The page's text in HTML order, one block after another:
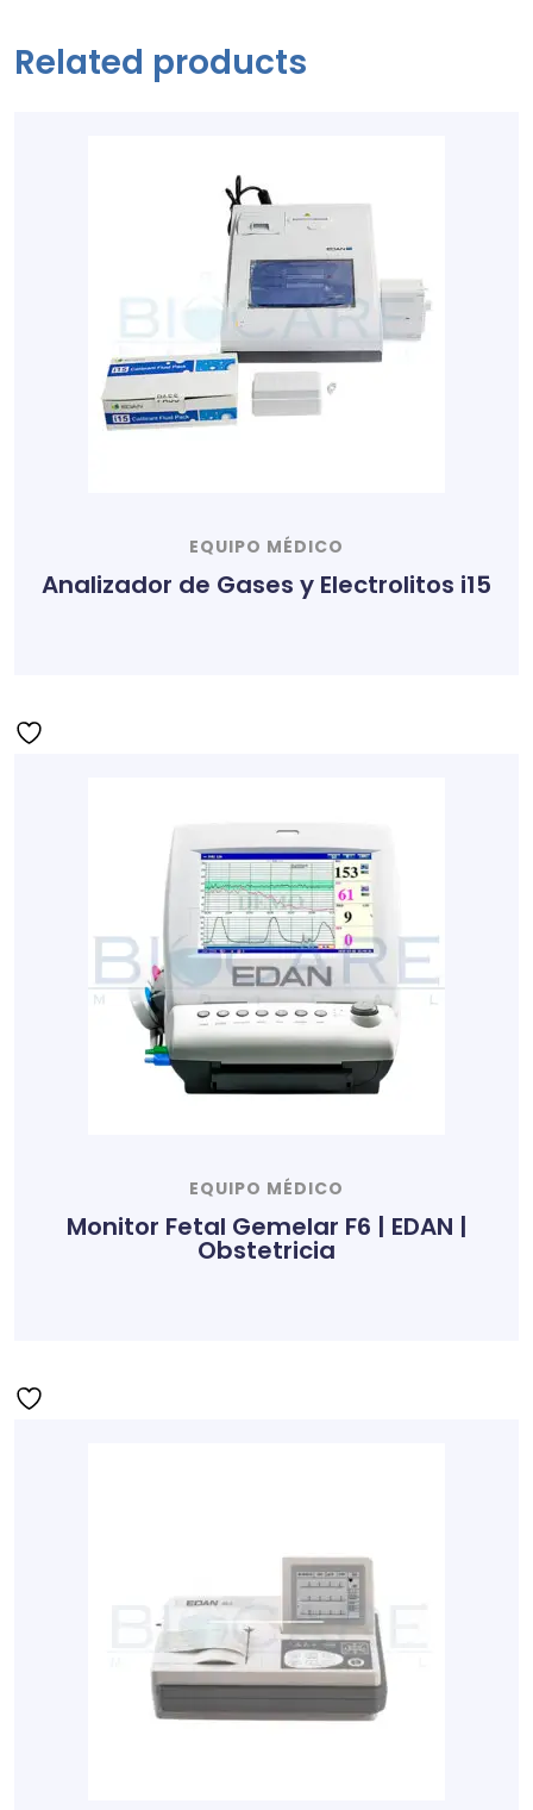
Related products
EQUIPO MÉDICO
Analizador de Gases y Electrolitos i15
EQUIPO MÉDICO
Monitor Fetal Gemelar F6 | EDAN |
Obstetricia